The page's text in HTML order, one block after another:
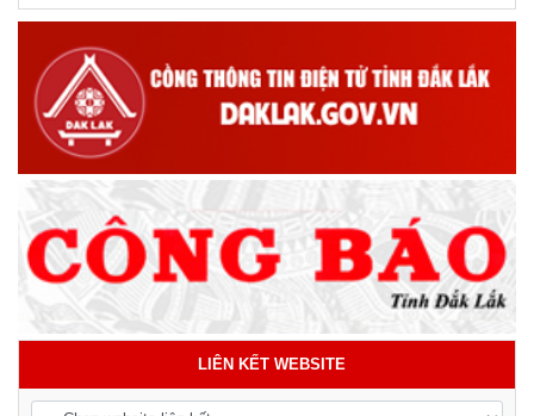
LIÊN KẾT WEBSITE